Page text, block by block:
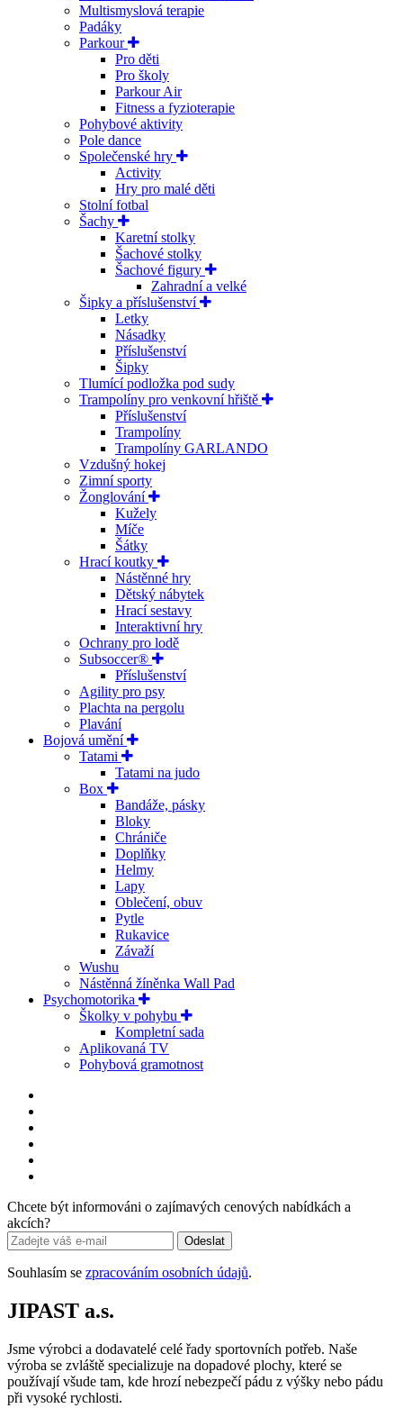
Multismyslová terapie
Padáky
Parkour
Pro děti
Pro školy
Parkour Air
Fitness a fyzioterapie
Pohybové aktivity
Pole dance
Společenské hry
Activity
Hry pro malé děti
Stolní fotbal
Šachy
Karetní stolky
Šachové stolky
Šachové figury
Zahradní a velké
Šipky a příslušenství
Letky
Násadky
Příslušenství
Šipky
Tlumící podložka pod sudy
Trampolíny pro venkovní hřiště
Příslušenství
Trampolíny
Trampolíny GARLANDO
Vzdušný hokej
Zimní sporty
Žonglování
Kužely
Míče
Šátky
Hrací koutky
Nástěnné hry
Dětský nábytek
Hrací sestavy
Interaktivní hry
Ochrany pro lodě
Subsoccer®
Příslušenství
Agility pro psy
Plachta na pergolu
Plavání
Bojová umění
Tatami
Tatami na judo
Box
Bandáže, pásky
Bloky
Chrániče
Doplňky
Helmy
Lapy
Oblečení, obuv
Pytle
Rukavice
Závaží
Wushu
Nástěnná žíněnka Wall Pad
Psychomotorika
Školky v pohybu
Kompletní sada
Aplikovaná TV
Pohybová gramotnost
Chcete být informováni o zajímavých cenových nabídkách a
akcích?
Odeslat
Souhlasím se zpracováním osobních údajů.
JIPAST a.s.
Jsme výrobci a dodavatelé celé řady sportovních potřeb. Naše
výroba se zvláště specializuje na dopadové plochy, které se
používají všude tam, kde hrozí nebezpečí pádu z výšky nebo pádu
při vysoké rychlosti.